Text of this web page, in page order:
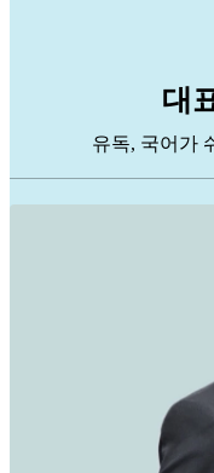
대
유독, 국어가